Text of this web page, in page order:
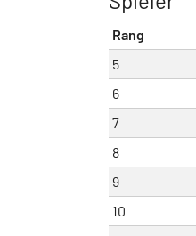
Rang
5
6
7
8
9
10